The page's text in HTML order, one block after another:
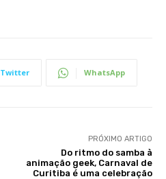
Twitter WhatsApp
PRÓXIMO ARTIGO
Do ritmo do samba à
animação geek, Carnaval de
Curitiba é uma celebração